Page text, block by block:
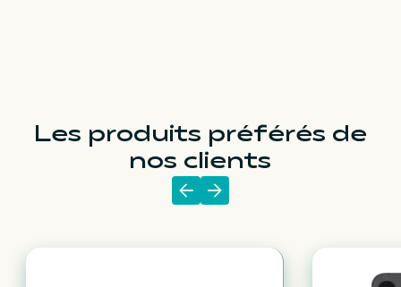
Les produits préférés de
nos clients